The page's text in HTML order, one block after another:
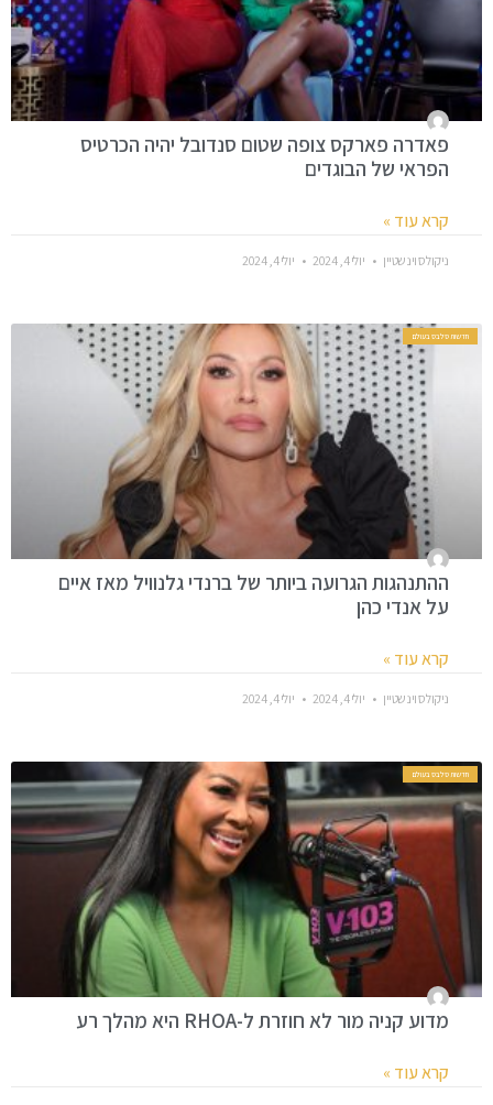
פאדרה פארקס צופה שטום סנדובל יהיה הכרטיס
הפראי של הבוגדים
קרא עוד »
ניקולס וינשטיין יולי 4, 2024 יולי 4, 2024
חדשות סלבס בעולם
ההתנהגות הגרועה ביותר של ברנדי גלנוויל מאז איים
על אנדי כהן
קרא עוד »
ניקולס וינשטיין יולי 4, 2024 יולי 4, 2024
חדשות סלבס בעולם
מדוע קניה מור לא חוזרת ל-RHOA היא מהלך רע
קרא עוד »